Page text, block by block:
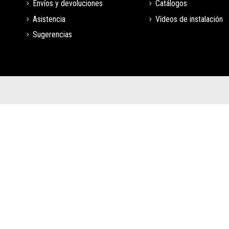
Envíos y devoluciones
Asistencia
Sugerencias
Catálogos
Vídeos de instalación